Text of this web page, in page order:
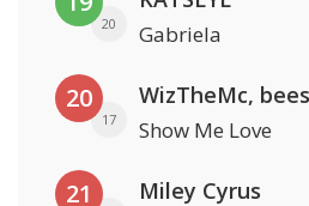
20 Gabriela
20
17
WizTheMc,
Show Me Love
21 Miley Cyrus